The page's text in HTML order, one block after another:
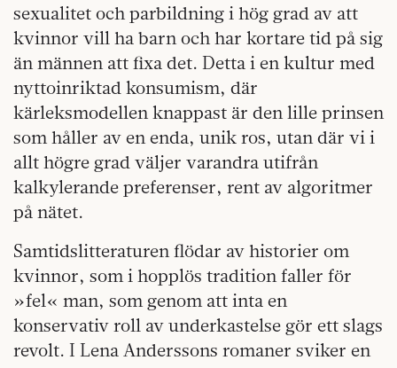
sexualitet och parbildning i hög grad av att
kvinnor vill ha barn och har kortare tid på sig
än männen att fixa det. Detta i en kultur med
nyttoinriktad konsumism, där
kärleksmodellen knappast är den lille prinsen
som håller av en enda, unik ros, utan där vi i
allt högre grad väljer varandra utifrån
kalkylerande preferenser, rent av algoritmer
på nätet.
Samtidslitteraturen flödar av historier om
kvinnor, som i hopplös tradition faller för
»fel« man, som genom att inta en
konservativ roll av underkastelse gör ett slags
revolt. I Lena Anderssons romaner sviker en